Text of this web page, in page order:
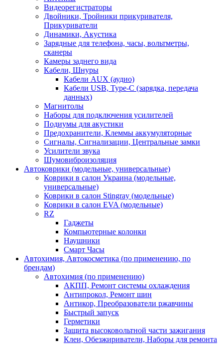
Видеорегистраторы
Двойники, Тройники прикуривателя,
Прикуриватели
Динамики, Акустика
Зарядные для телефона, часы, вольтметры,
сканеры
Камеры заднего вида
Кабели, Шнуры
Кабели AUX (аудио)
Кабели USB, Type-C (зарядка, передача
данных)
Магнитолы
Наборы для подключения усилителей
Подиумы для акустики
Предохранители, Клеммы аккумуляторные
Сигналы, Сигнализации, Центральные замки
Усилители звука
Шумовиброизоляция
Автоковрики (модельные, универсальные)
Коврики в салон Украина (модельные,
универсальные)
Коврики в салон Stingray (модельные)
Коврики в салон EVA (модельные)
RZ
Гаджеты
Компьютерные колонки
Наушники
Смарт Часы
Автохимия, Автокосметика (по применению, по
брендам)
Автохимия (по применению)
АКПП, Ремонт системы охлаждения
Антипрокол, Ремонт шин
Антикор, Преобразователи ржавчины
Быстрый запуск
Герметики
Защита высоковольтной части зажигания
Клеи, Обезжириватели, Наборы для ремонта